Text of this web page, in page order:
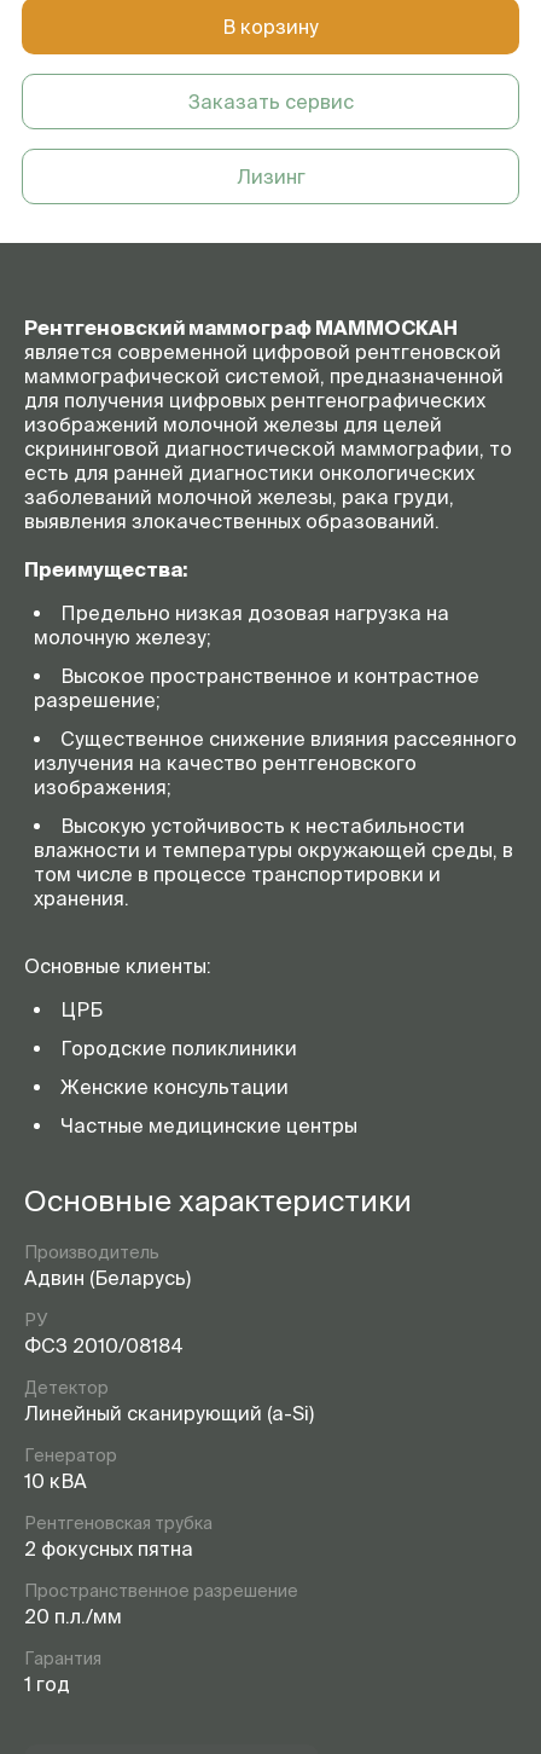
В корзину
Заказать сервис
Лизинг
Рентгеновский маммограф МАММОСКАН
является современной цифровой рентгеновской
маммографической системой, предназначенной
для получения цифровых рентгенографических
изображений молочной железы для целей
скрининговой диагностической маммографии, то
есть для ранней диагностики онкологических
заболеваний молочной железы, рака груди,
выявления злокачественных образований.
Преимущества:
Предельно низкая дозовая нагрузка на
молочную железу;
Высокое пространственное и контрастное
разрешение;
Существенное снижение влияния рассеянного
излучения на качество рентгеновского
изображения;
Высокую устойчивость к нестабильности
влажности и температуры окружающей среды, в
том числе в процессе транспортировки и
хранения.
Основные клиенты:
ЦРБ
Городские поликлиники
Женские консультации
Частные медицинские центры
Основные характеристики
Производитель
Адвин (Беларусь)
РУ
ФСЗ 2010/08184
Детектор
Линейный сканирующий (a-Si)
Генератор
10 кВА
Рентгеновская трубка
2 фокусных пятна
Пространственное разрешение
20 п.л./мм
Гарантия
1 год